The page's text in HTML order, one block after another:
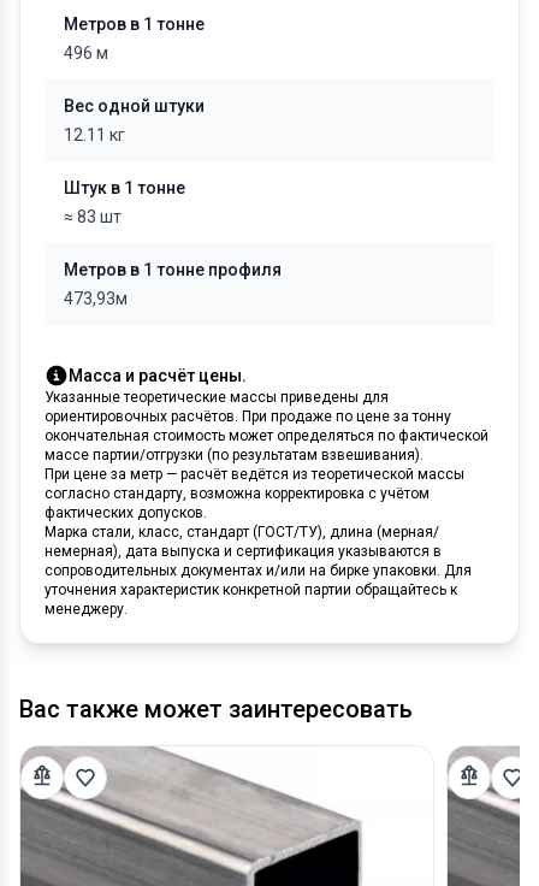
Метров в 1 тонне
496 м
Вес одной штуки
12.11 кг
Штук в 1 тонне
≈ 83 шт
Метров в 1 тонне профиля
473,93м
Масса и расчёт цены.
Указанные теоретические массы приведены для
ориентировочных расчётов. При продаже по цене за тонну
окончательная стоимость может определяться по фактической
массе партии/отгрузки (по результатам взвешивания).
При цене за метр — расчёт ведётся из теоретической массы
согласно стандарту, возможна корректировка с учётом
фактических допусков.
Марка стали, класс, стандарт (ГОСТ/ТУ), длина (мерная/
немерная), дата выпуска и сертификация указываются в
сопроводительных документах и/или на бирке упаковки. Для
уточнения характеристик конкретной партии обращайтесь к
менеджеру.
Вас также может заинтересовать